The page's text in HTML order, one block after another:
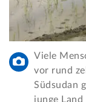
Viele
vor rund
Südsudan
junge